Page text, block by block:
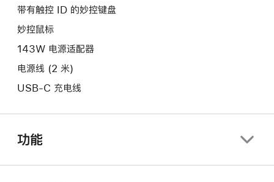
带有触控 ID 的妙控键盘
妙控鼠标
143W 电源适配器
电源线 (2 米)
USB-C 充电线
功能